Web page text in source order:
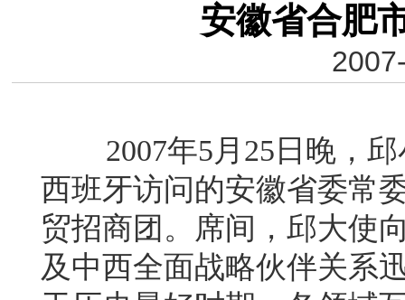
安徽省合肥
2007年5月25日晚，邱
西班牙访问的安徽省委常
贸招商团。席间，邱大使
及中西全面战略伙伴关系